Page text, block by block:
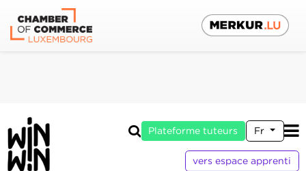
Plateforme tuteurs Fr
vers espace apprenti